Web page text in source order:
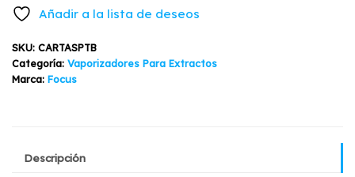
Black
Focus
cantidad
Añadir a la lista de deseos
SKU: CARTASPTB
Categoría: Vaporizadores Para Extractos
Marca: Focus
Descripción